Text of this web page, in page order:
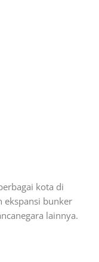
kota di
ekspansi bunker
lainnya.